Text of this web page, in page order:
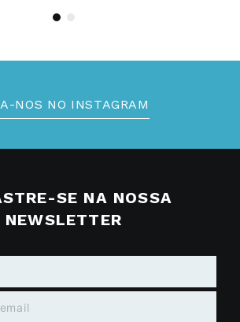
NOS NO INSTAGRAM
SE NA NOSSA
NEWSLETTER